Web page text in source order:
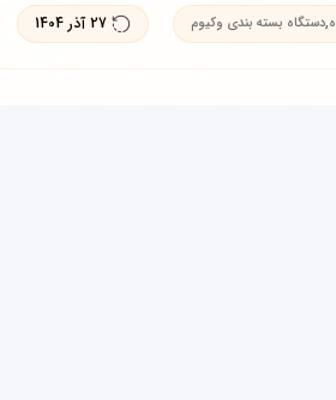
,دستگاه بسته بندی وکیوم 27 آذر 1404